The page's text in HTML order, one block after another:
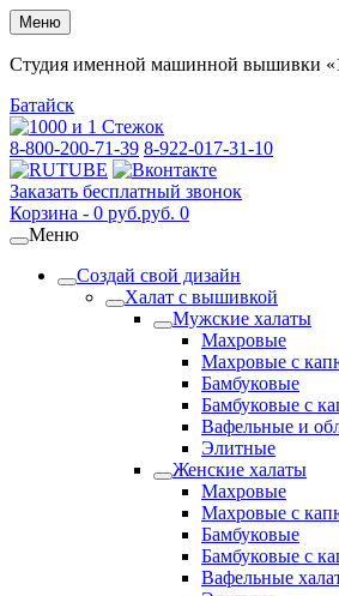
Меню
Студия именной машинной вышивки
Батайск
8-800-200-71-39 8-922-017-31-10
Заказать бесплатный звонок
Корзина - 0 руб.руб. 0
Меню
Создай свой дизайн
Халат с вышивкой
Мужские халаты
Махровые
Махровые с
Бамбуковые
Бамбуковые с
Вафельные и
Элитные
Женские халаты
Махровые
Махровые с
Бамбуковые
Бамбуковые с
Вафельные